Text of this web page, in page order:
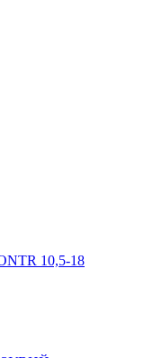
10,5-18